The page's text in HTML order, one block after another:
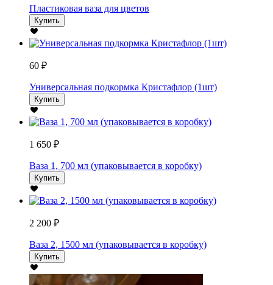
Пластиковая ваза для цветов
Купить
60 ₽
Универсальная подкормка Кристафлор (1шт)
Купить
1 650 ₽
Ваза 1, 700 мл (упаковывается в коробку)
Купить
2 200 ₽
Ваза 2, 1500 мл (упаковывается в коробку)
Купить